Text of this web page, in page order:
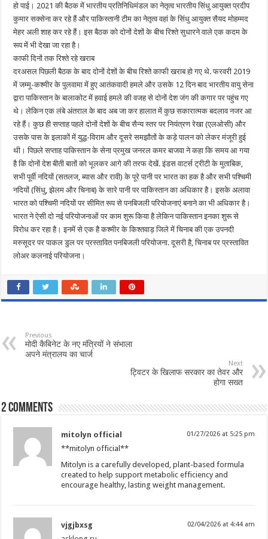
हो पाई। 2021 की बैठक में भारतीय प्रतिनिधिमंडल का नेतृत्व भारतीय सिंधु आयुक्त प्रदीप
कुमार सक्सेना कर रहे हैं और पाकिस्तानी टीम का नेतृत्व वहां के सिंधु आयुक्त सैयद मोहम्मद
मेहर अली शाह कर रहे हैं। इस बैठक को दोनों देशों के बीच रिश्ते सुधारने वाले एक कदम के
रूप में भी देखा जा रहा है।
काफी दिनों तक रिश्ते रहे खराब
दरअसल पिछली बैठक के बाद दोनों देशों के बीच रिश्ते काफी खराब हो गए थे. फरवरी 2019
में जम्मू-कश्मीर के पुलवामा में हुए आतंकवादी हमले और उसके 12 दिन बाद भारतीय वायु सेना
द्वारा पाकिस्तान के बालाकोट में हवाई हमले की वजह से दोनों देश जंग की कगार पर पहुंच गए
थे। लेकिन एक लंबे अंतराल के बाद अब जा कर हालात में कुछ सकारात्मक बदलाव नजर आ
रहे हैं। कुछ ही सप्ताह पहले दोनों देशों के बीच सैन्य स्तर पर नियंत्रण रेखा (एलओसी) और
उसके पास के इलाकों में युद्ध-विराम और दूसरे समझौतों के कड़े पालन को लेकर मंजूरी हुई
थी। पिछले सप्ताह पाकिस्तान के सेना प्रमुख जनरल कमर बाजवा ने कहा कि समय आ गया
है कि दोनों देश बीती बातों को भूलकर आगे की तरफ देखें. इंडस वाटर्स ट्रीटी के मुताबिक,
सभी पूर्वी नदियों (सतलज, ब्यास और रावी) के पूरे पानी पर भारत का हक है और सभी पश्चिमी
नदियों (सिंधु, झेलम और चिनाब) के सारे पानी पर पाकिस्तान का अधिकार है। इसके अलावा
भारत को पश्चिमी नदियों पर सीमित रूप से पनबिजली परियोजनाएं बनाने का भी अधिकार है।
भारत ने ऐसी दो नई परियोजनाओं पर काम शुरू किया है लेकिन पाकिस्तान इनका शुरू से
विरोध कर रहा है। इनमें से एक है कश्मीर के किश्तवाड़ जिले में चिनाब की एक उपनदी
मरुसूदर पर पाकल डुल पर प्रस्तावित पनबिजली परियोजना. दूसरी है, चिनाब पर प्रस्तावित
लोअर कलनाई परियोजना।
Previous
मोदी कैबिनेट के नए मंत्रियों ने संभाला
अपने मंत्रालय का चार्ज
Next
ट्विटर के खिलाफ सरकार का तेवर और
होगा सख्त
2 comments
mitolyn official 01/27/2026 at 5:25 pm
**mitolyn official**
Mitolyn is a carefully developed, plant-based formula
created to help support metabolic efficiency and
encourage healthy, lasting weight management.
vjgjbxsg 02/04/2026 at 4:44 am